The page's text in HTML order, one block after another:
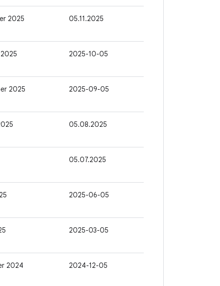
2025 05.11.2025
2025-10-05
2025 2025-09-05
05.08.2025
05.07.2025
2025-06-05
2025-03-05
2024 2024-12-05